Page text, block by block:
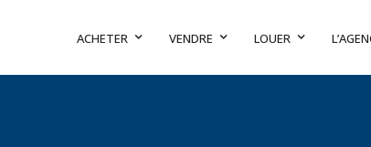
ACHETER VENDRE LOUER